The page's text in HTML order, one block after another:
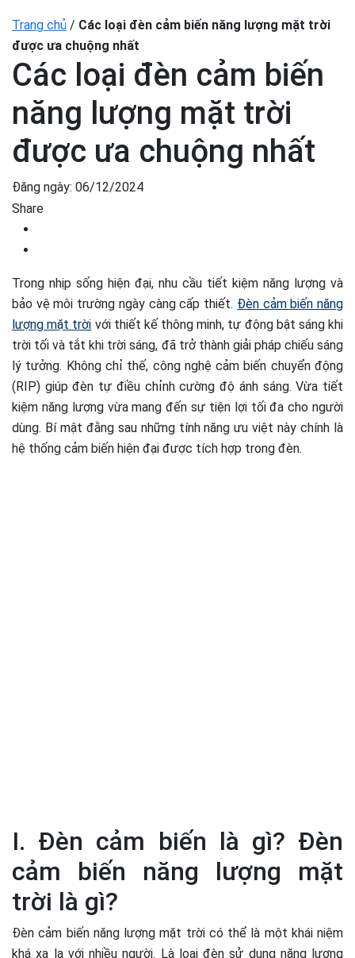
Trang chủ / Các loại đèn cảm biến năng lượng mặt trời
được ưa chuộng nhất
Các loại đèn cảm biến
năng lượng mặt trời
được ưa chuộng nhất
Đăng ngày: 06/12/2024
Share
Trong nhịp sống hiện đại, nhu cầu tiết kiệm năng lượng và
bảo vệ môi trường ngày càng cấp thiết. Đèn cảm biến năng
lượng mặt trời với thiết kế thông minh, tự động bật sáng khi
trời tối và tắt khi trời sáng, đã trở thành giải pháp chiếu sáng
lý tưởng. Không chỉ thế, công nghệ cảm biến chuyển động
(RIP) giúp đèn tự điều chỉnh cường độ ánh sáng. Vừa tiết
kiệm năng lượng vừa mang đến sự tiện lợi tối đa cho người
dùng. Bí mật đằng sau những tính năng ưu việt này chính là
hệ thống cảm biến hiện đại được tích hợp trong đèn.
I. Đèn cảm biến là gì? Đèn
cảm biến năng lượng mặt
trời là gì?
Đèn cảm biến năng lượng mặt trời có thể là một khái niệm
khá xa lạ với nhiều người. Là loại đèn sử dụng năng lượng